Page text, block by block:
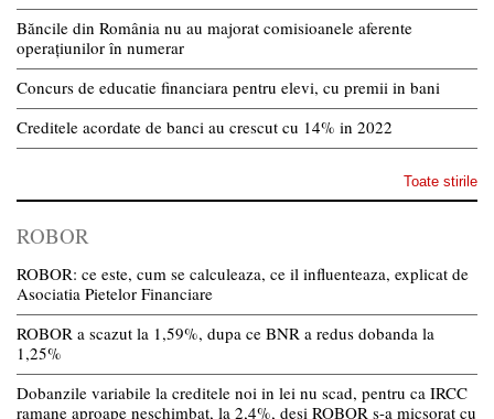
Băncile din România nu au majorat comisioanele aferente
operațiunilor în numerar
Concurs de educatie financiara pentru elevi, cu premii in bani
Creditele acordate de banci au crescut cu 14% in 2022
Toate stirile
ROBOR
ROBOR: ce este, cum se calculeaza, ce il influenteaza, explicat de
Asociatia Pietelor Financiare
ROBOR a scazut la 1,59%, dupa ce BNR a redus dobanda la
1,25%
Dobanzile variabile la creditele noi in lei nu scad, pentru ca IRCC
ramane aproape neschimbat, la 2,4%, desi ROBOR s-a micsorat cu